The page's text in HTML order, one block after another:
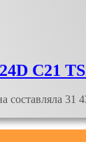
C21
составляла 31